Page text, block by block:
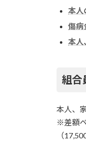
本人
傷病
本人
組合
本人、
※差額
（